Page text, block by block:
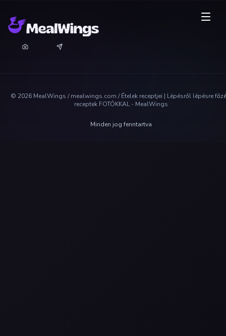
© 2026 MealWings / mealwings.com /Ételek receptjei | Lépésről lépésre
receptek FOTÓKKAL - MealWings
Minden jog fenntartva